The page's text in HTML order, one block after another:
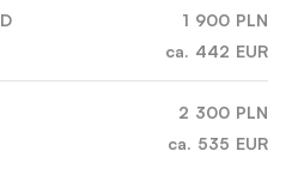
1 900 PLN
ca. 442 EUR
2 300 PLN
ca. 535 EUR